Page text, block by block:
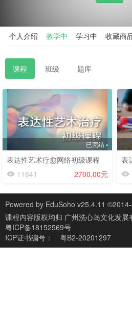
个人介绍 教学中 学习中 收藏商
课程 班级 题库
已完结
表达性艺术疗愈网络初级课程
11841
2700.00元
表
Powered by EduSoho v25.4.11
课程内容版权均归 广州洗心岛文化发展
粤ICP备18152569号
ICP证书编号：
粤B2-20201297